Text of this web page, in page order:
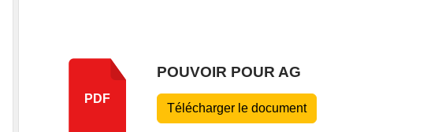
PDF
POUVOIR POUR AG
Télécharger le document